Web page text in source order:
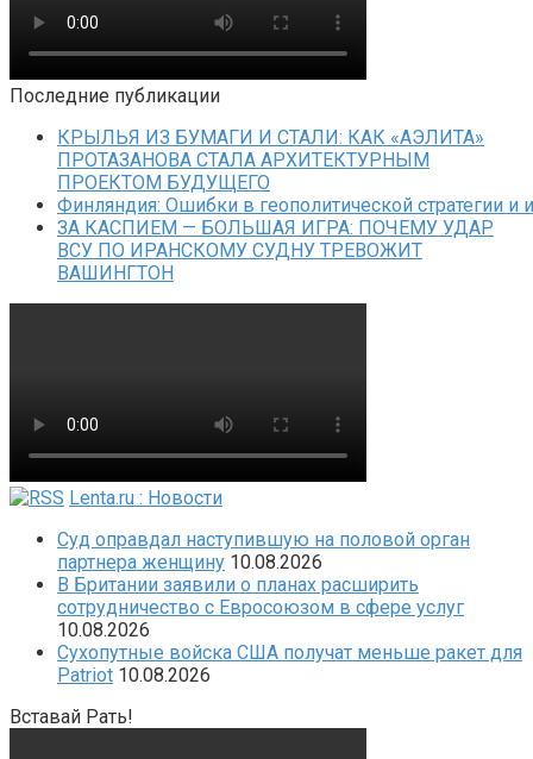
Последние публикации
КРЫЛЬЯ ИЗ БУМАГИ И СТАЛИ: КАК «АЭЛИТА»
ПРОТАЗАНОВА СТАЛА АРХИТЕКТУРНЫМ
ПРОЕКТОМ БУДУЩЕГО
Финляндия: Ошибки в геополитической стратегии и
ЗА КАСПИЕМ — БОЛЬШАЯ ИГРА: ПОЧЕМУ УДАР
ВСУ ПО ИРАНСКОМУ СУДНУ ТРЕВОЖИТ
ВАШИНГТОН
Lenta.ru : Новости
Суд оправдал наступившую на половой орган
партнера женщину 10.08.2026
В Британии заявили о планах расширить
сотрудничество с Евросоюзом в сфере услуг
10.08.2026
Сухопутные войска США получат меньше ракет для
Patriot 10.08.2026
Вставай Рать!